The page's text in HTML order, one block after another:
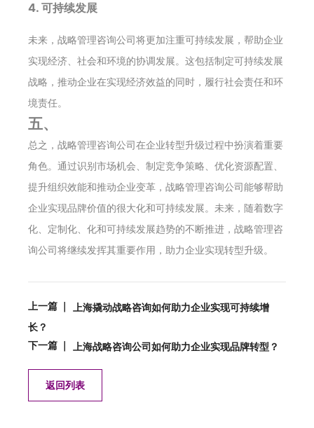
4. 可持续发展
未来，战略管理咨询公司将更加注重可持续发展，帮助企业
实现经济、社会和环境的协调发展。这包括制定可持续发展
战略，推动企业在实现经济效益的同时，履行社会责任和环
境责任。
五、
总之，战略管理咨询公司在企业转型升级过程中扮演着重要
角色。通过识别市场机会、制定竞争策略、优化资源配置、
提升组织效能和推动企业变革，战略管理咨询公司能够帮助
企业实现品牌价值的很大化和可持续发展。未来，随着数字
化、定制化、化和可持续发展趋势的不断推进，战略管理咨
询公司将继续发挥其重要作用，助力企业实现转型升级。
上一篇 ｜
上海撬动战略咨询如何助力企业实现可持续增
长？
下一篇 ｜
上海战略咨询公司如何助力企业实现品牌转型？
返回列表